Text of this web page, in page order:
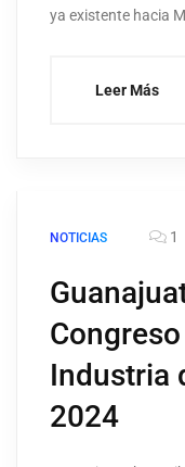
ya existente hacia
Leer Más
NOTICIAS 1
Industria
2024